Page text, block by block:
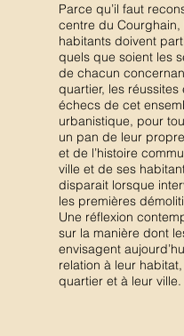
Parce qu’il faut
centre du Courghain,
habitants doivent
quels que soient les
de chacun
quartier, les réussites
échecs de cet
urbanistique, pour
un pan de leur
et de l’histoire
ville et de ses
disparait lorsque
les premières
Une réflexion
sur la manière dont
envisagent
relation à leur
quartier et à leur ville.